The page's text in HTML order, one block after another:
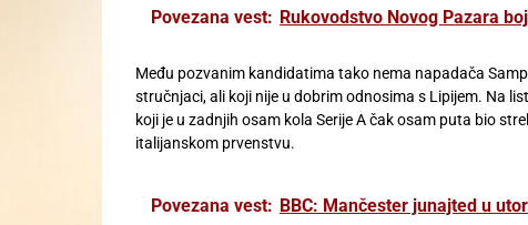
Povezana vest: Rukovodstvo Novog Pazara
Među pozvanim kandidatima tako nema napadača
stručnjaci, ali koji nije u dobrim odnosima s Lipijem. Na
koji je u zadnjih osam kola Serije A čak osam puta bio
italijanskom prvenstvu.
Povezana vest: BBC: Mančester junajted u